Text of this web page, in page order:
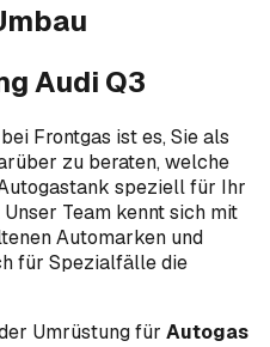
Audi Q3
Frontgas ist es, Sie als
zu beraten, welche
speziell für Ihr
Team kennt sich mit
Automarken und
für Spezialfälle die
Umrüstung für Autogas